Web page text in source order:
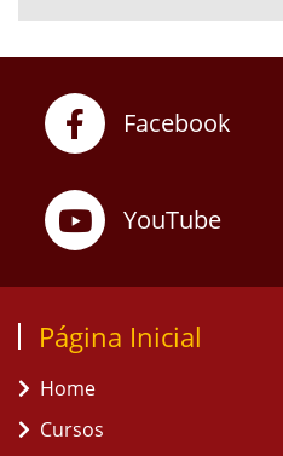
Facebook
YouTube
Página Inicial
Home
Cursos